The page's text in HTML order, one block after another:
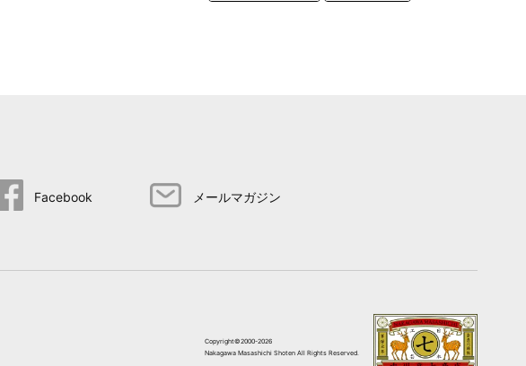
Facebook メールマガジン
Copyright©2000-2026
Nakagawa Masashichi Shoten All Rights Reserved.